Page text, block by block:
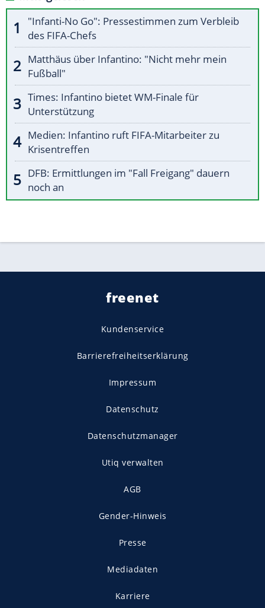
"Infanti-No Go": Pressestimmen zum Verbleib
des FIFA-Chefs
Matthäus über Infantino: "Nicht mehr mein
Fußball"
Times: Infantino bietet WM-Finale für
Unterstützung
Medien: Infantino ruft FIFA-Mitarbeiter zu
Krisentreffen
DFB: Ermittlungen im "Fall Freigang" dauern
noch an
freenet
Kundenservice
Barrierefreiheitserklärung
Impressum
Datenschutz
Datenschutzmanager
Utiq verwalten
AGB
Gender-Hinweis
Presse
Mediadaten
Karriere